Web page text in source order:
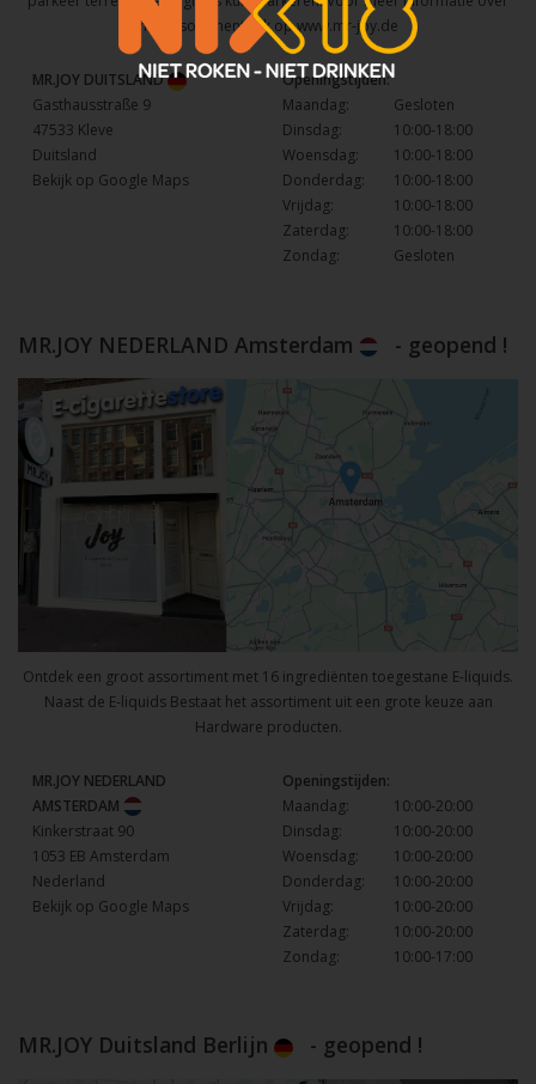
het assortiment kijk opwww.mr-joy.de
MR.JOY DUITSLAND
Gasthausstraße 9
47533 Kleve
Duitsland
Bekijk op Google Maps
Openingstijden:
Maandag:
Gesloten
Dinsdag:
10:00-18:00
Woensdag:
10:00-18:00
Donderdag:
10:00-18:00
Vrijdag:
10:00-18:00
Zaterdag:
10:00-18:00
Zondag:
Gesloten
MR.JOY NEDERLAND Amsterdam - geopend !
Ontdek een groot assortiment met 16 ingrediënten toegestane E-liquids.
Naast de E-liquids Bestaat het assortiment uit een grote keuze aan
Hardware producten.
MR.JOY NEDERLAND
AMSTERDAM
Kinkerstraat 90
1053 EB Amsterdam
Nederland
Bekijk op Google Maps
Openingstijden:
Maandag:
10:00-20:00
Dinsdag:
10:00-20:00
Woensdag:
10:00-20:00
Donderdag:
10:00-20:00
Vrijdag:
10:00-20:00
Zaterdag:
10:00-20:00
Zondag:
10:00-17:00
MR.JOY Duitsland Berlijn - geopend !